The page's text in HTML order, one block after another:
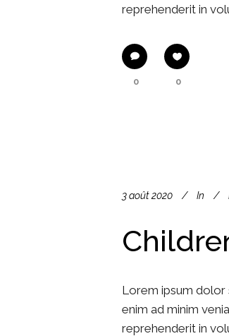
reprehenderit in
0 0
3 août 2020 In
Lorem ipsum dolor
enim ad minim
reprehenderit in